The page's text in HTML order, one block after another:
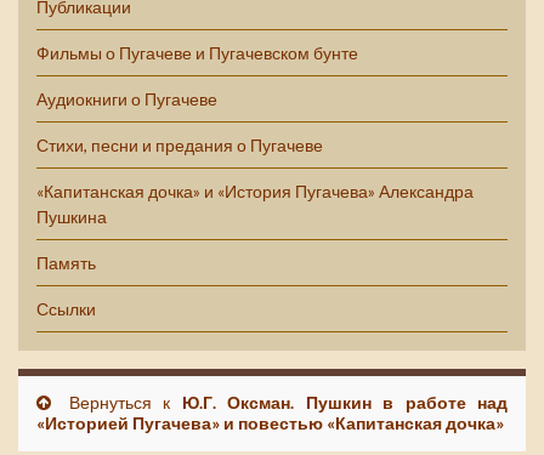
Публикации
Фильмы о Пугачеве и Пугачевском бунте
Аудиокниги о Пугачеве
Стихи, песни и предания о Пугачеве
«Капитанская дочка» и «История Пугачева» Александра
Пушкина
Память
Ссылки
Вернуться к Ю.Г. Оксман. Пушкин в работе над
«Историей Пугачева» и повестью «Капитанская дочка»